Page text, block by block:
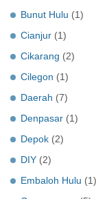
Bunut Hulu (1)
Cianjur (1)
Cikarang (2)
Cilegon (1)
Daerah (7)
Denpasar (1)
Depok (2)
DIY (2)
Embaloh Hulu (1)